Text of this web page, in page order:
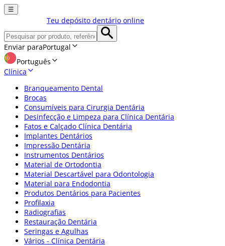
☰
Teu depósito dentário online
Enviar paraPortugal
Português
Clínica
Branqueamento Dental
Brocas
Consumíveis para Cirurgia Dentária
Desinfecção e Limpeza para Clínica Dentária
Fatos e Calçado Clínica Dentária
Implantes Dentários
Impressão Dentária
Instrumentos Dentários
Material de Ortodontia
Material Descartável para Odontologia
Material para Endodontia
Produtos Dentários para Pacientes
Profilaxia
Radiografias
Restauração Dentária
Seringas e Agulhas
Vários - Clínica Dentária